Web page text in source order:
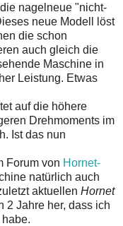
nagelneue "nicht-
neue Modell löst
die schon
auch gleich die
Maschine in
Leistung. Etwas
auf die höhere
Drehmoments im
Ist das nun
Forum von Hornet-
natürlich auch
aktuellen Hornet
2 Jahre her, dass ich